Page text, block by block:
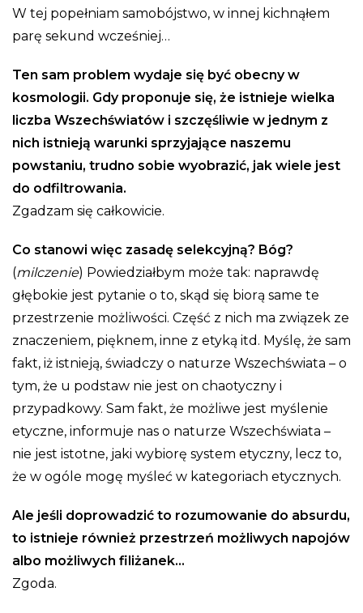
W tej popełniam samobójstwo, w innej kichnąłem
parę sekund wcześniej…
Ten sam problem wydaje się być obecny w
kosmologii. Gdy proponuje się, że istnieje wielka
liczba Wszechświatów i szczęśliwie w jednym z
nich istnieją warunki sprzyjające naszemu
powstaniu, trudno sobie wyobrazić, jak wiele jest
do odfiltrowania.
Zgadzam się całkowicie.
Co stanowi więc zasadę selekcyjną? Bóg?
(milczenie) Powiedziałbym może tak: naprawdę
głębokie jest pytanie o to, skąd się biorą same te
przestrzenie możliwości. Część z nich ma związek ze
znaczeniem, pięknem, inne z etyką itd. Myślę, że sam
fakt, iż istnieją, świadczy o naturze Wszechświata – o
tym, że u podstaw nie jest on chaotyczny i
przypadkowy. Sam fakt, że możliwe jest myślenie
etyczne, informuje nas o naturze Wszechświata –
nie jest istotne, jaki wybiorę system etyczny, lecz to,
że w ogóle mogę myśleć w kategoriach etycznych.
Ale jeśli doprowadzić to rozumowanie do absurdu,
to istnieje również przestrzeń możliwych napojów
albo możliwych filiżanek…
Zgoda.